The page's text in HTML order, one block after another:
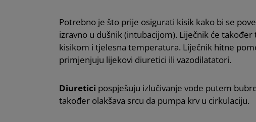
Potrebno je što prije osigurati kisik kako bi se
izravno u dušnik (intubacijom). Liječnik će
kisikom i tjelesna temperatura. Liječnik hitne
primjenjuju lijekovi diuretici ili vazodilatatori.
Diuretici pospješuju izlučivanje vode putem
također olakšava srcu da pumpa krv u cirkulaciju.